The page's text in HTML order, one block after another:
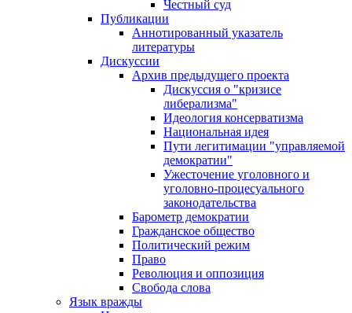
Честный суд
Публикации
Аннотированный указатель
литературы
Дискуссии
Архив предыдущего проекта
Дискуссия о "кризисе
либерализма"
Идеология консерватизма
Национальная идея
Пути легитимации "управляемой
демократии"
Ужесточение уголовного и
уголовно-процесуального
законодательства
Барометр демократии
Гражданское общество
Политический режим
Право
Революция и оппозиция
Свобода слова
Язык вражды